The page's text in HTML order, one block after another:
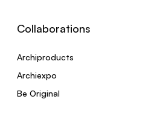
Collaborations
Archiproducts
Archiexpo
Be Original